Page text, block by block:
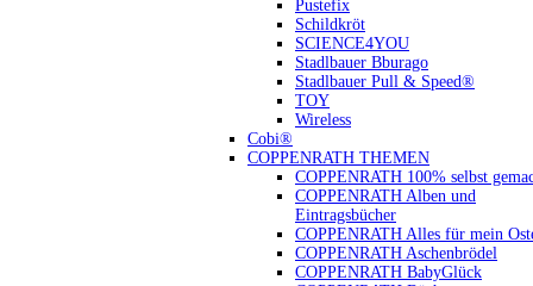
Pustefix
Schildkröt
SCIENCE4YOU
Stadlbauer Bburago
Stadlbauer Pull & Speed®
TOY
Wireless
Cobi®
COPPENRATH THEMEN
COPPENRATH 100% selbst
COPPENRATH Alben und
Eintragsbücher
COPPENRATH Alles für mein
COPPENRATH Aschenbrödel
COPPENRATH BabyGlück